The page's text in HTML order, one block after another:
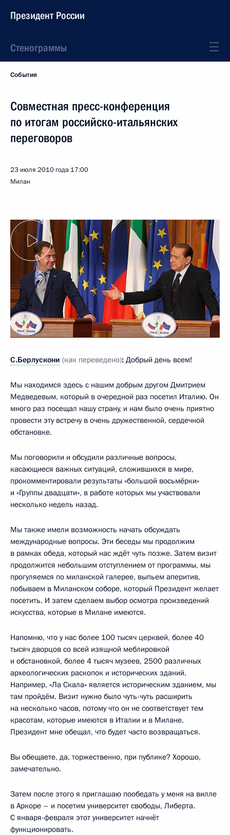
Президент России
Стенограммы
События
Совместная пресс-конференция
по итогам российско-итальянских
переговоров
23 июля 2010 года 17:00
Милан
С.Берлускони (как переведено): Добрый день всем!
Мы находимся здесь с нашим добрым другом Дмитрием
Медведевым, который в очередной раз посетил Италию. Он
много раз посещал нашу страну, и нам было очень приятно
провести эту встречу в очень дружественной, сердечной
обстановке.
Мы поговорили и обсудили различные вопросы,
касающиеся важных ситуаций, сложившихся в мире,
прокомментировали результаты «большой восьмёрки»
и «Группы двадцати», в работе которых мы участвовали
несколько недель назад.
Мы также имели возможность начать обсуждать
международные вопросы. Эти беседы мы продолжим
в рамках обеда, который нас ждёт чуть позже. Затем визит
продолжится небольшим отступлением от программы, мы
прогуляемся по миланской галерее, выпьем аперитив,
побываем в Миланском соборе, который Президент желает
посетить. И затем сделаем выбор осмотра произведений
искусства, которые в Милане имеются.
Напомню, что у нас более 100 тысяч церквей, более 40
тысяч дворцов со всей изящной меблировкой
и обстановкой, более 4 тысяч музеев, 2500 различных
археологических раскопок и исторических зданий.
Например, «Ла Скала» является историческим зданием, мы
там пройдём. Визит нужно было чуть-чуть расширить
на несколько часов, потому что он не соответствует тем
красотам, которые имеются в Италии и в Милане.
Президент мне обещал, что будет часто возвращаться.
Вы обещаете, да, торжественно, при публике? Хорошо,
замечательно.
Затем после этого я приглашаю пообедать у меня на вилле
в Аркоре – и посетим университет свободы, Либерта.
С января-февраля этот университет начнёт
функционировать.